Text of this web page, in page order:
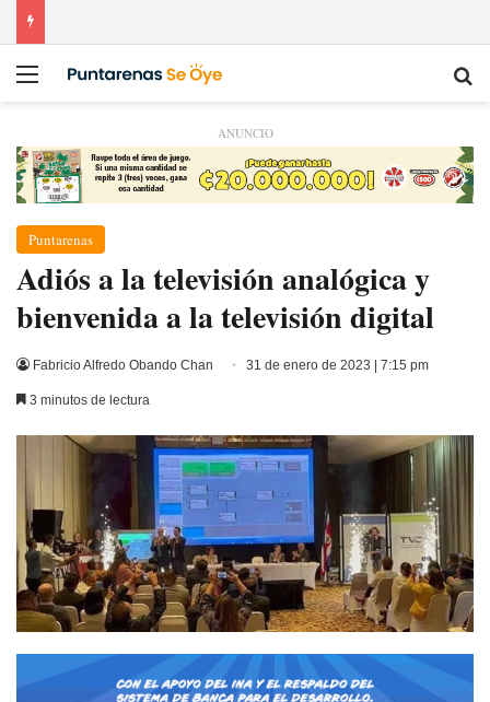
Menú
ANUNCIO
Puntarenas
Adiós a la televisión analógica y
bienvenida a la televisión digital
Fabricio Alfredo Obando Chan 31 de enero de 2023 | 7:15 pm
3 minutos de lectura